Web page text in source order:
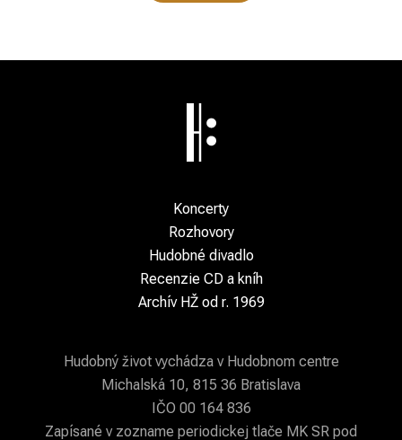
Koncerty
Rozhovory
Hudobné divadlo
Recenzie CD a kníh
Archív HŽ od r. 1969
Hudobný život vychádza v Hudobnom centre
Michalská 10, 815 36 Bratislava
IČO 00 164 836
Zapísané v zozname periodickej tlače MK SR pod